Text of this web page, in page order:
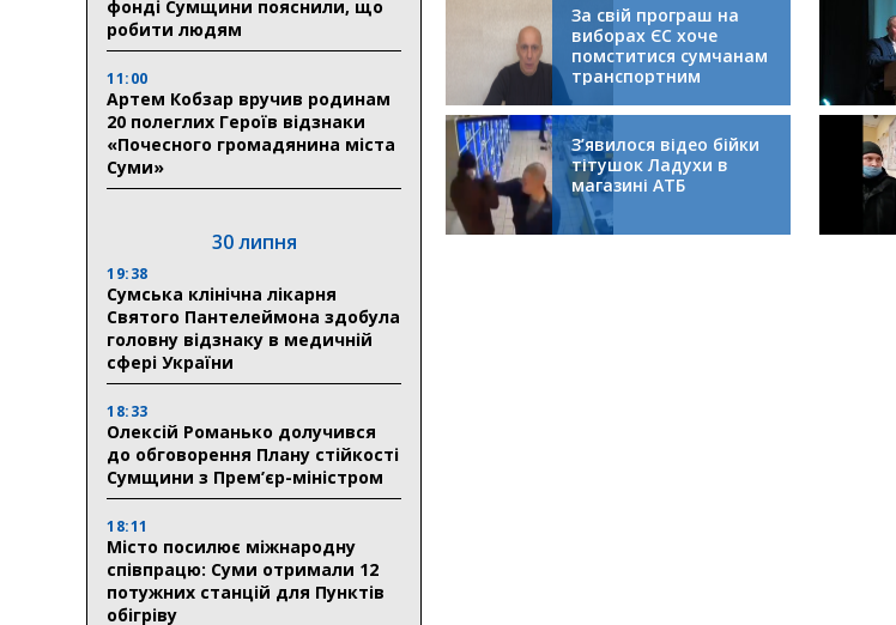
фонді Сумщини пояснили, що
робити людям
11:00
Артем Кобзар вручив родинам
20 полеглих Героїв відзнаки
«Почесного громадянина міста
Суми»
30 липня
19:38
Сумська клінічна лікарня
Святого Пантелеймона здобула
головну відзнаку в медичній
сфері України
18:33
Олексій Романько долучився
до обговорення Плану стійкості
Сумщини з Прем’єр-міністром
18:11
Місто посилює міжнародну
співпрацю: Суми отримали 12
потужних станцій для Пунктів
обігріву
За свій програш на
виборах ЄС хоче
помститися сумчанам
транспортним
колапсом
З’явилося відео бійки
тітушок Ладухи в
магазині АТБ